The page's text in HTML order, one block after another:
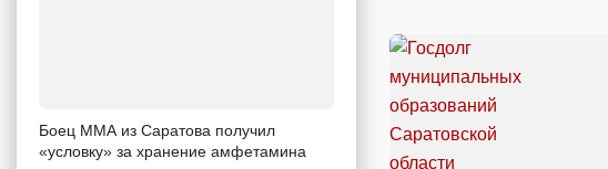
Боец ММА из Саратова получил
«условку» за хранение амфетамина